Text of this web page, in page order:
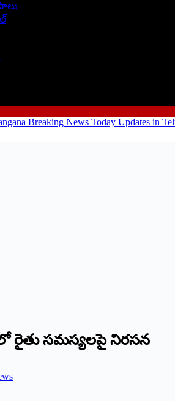
రైతు సమస్యలపై నిరసన